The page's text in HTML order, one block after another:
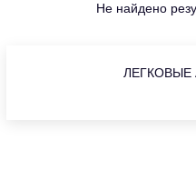
Не найдено
ЛЕГКОВЫЕ